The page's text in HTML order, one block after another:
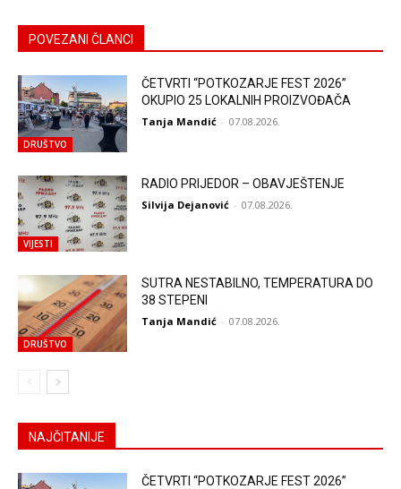
POVEZANI ČLANCI
DRUŠTVO
ČETVRTI “POTKOZARJE FEST 2026”
OKUPIO 25 LOKALNIH PROIZVOĐAČA
Tanja Mandić - 07.08.2026.
VIJESTI
RADIO PRIJEDOR – OBAVJEŠTENJE
Silvija Dejanović - 07.08.2026.
DRUŠTVO
SUTRA NESTABILNO, TEMPERATURA DO
38 STEPENI
Tanja Mandić - 07.08.2026.
NAJČITANIJE
ČETVRTI “POTKOZARJE FEST 2026”